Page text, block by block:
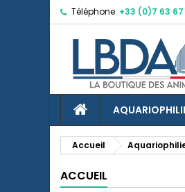
Téléphone: +33 (0)7 63 67
ACCUEIL
Accueil
ACCUEIL